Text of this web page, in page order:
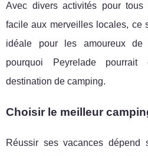
Avec divers activités pour
facile aux merveilles locales, ce
idéale pour les amoureux de
pourquoi Peyrelade pourrait
destination de camping.
Choisir le meilleur
Réussir ses vacances dépend